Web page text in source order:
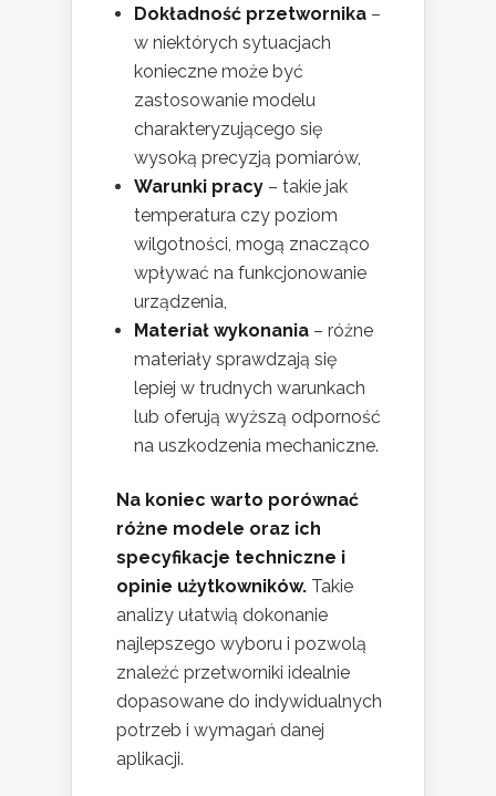
Dokładność przetwornika –
w niektórych sytuacjach
konieczne może być
zastosowanie modelu
charakteryzującego się
wysoką precyzją pomiarów,
Warunki pracy – takie jak
temperatura czy poziom
wilgotności, mogą znacząco
wpływać na funkcjonowanie
urządzenia,
Materiał wykonania – różne
materiały sprawdzają się
lepiej w trudnych warunkach
lub oferują wyższą odporność
na uszkodzenia mechaniczne.
Na koniec warto porównać
różne modele oraz ich
specyfikacje techniczne i
opinie użytkowników. Takie
analizy ułatwią dokonanie
najlepszego wyboru i pozwolą
znaleźć przetworniki idealnie
dopasowane do indywidualnych
potrzeb i wymagań danej
aplikacji.